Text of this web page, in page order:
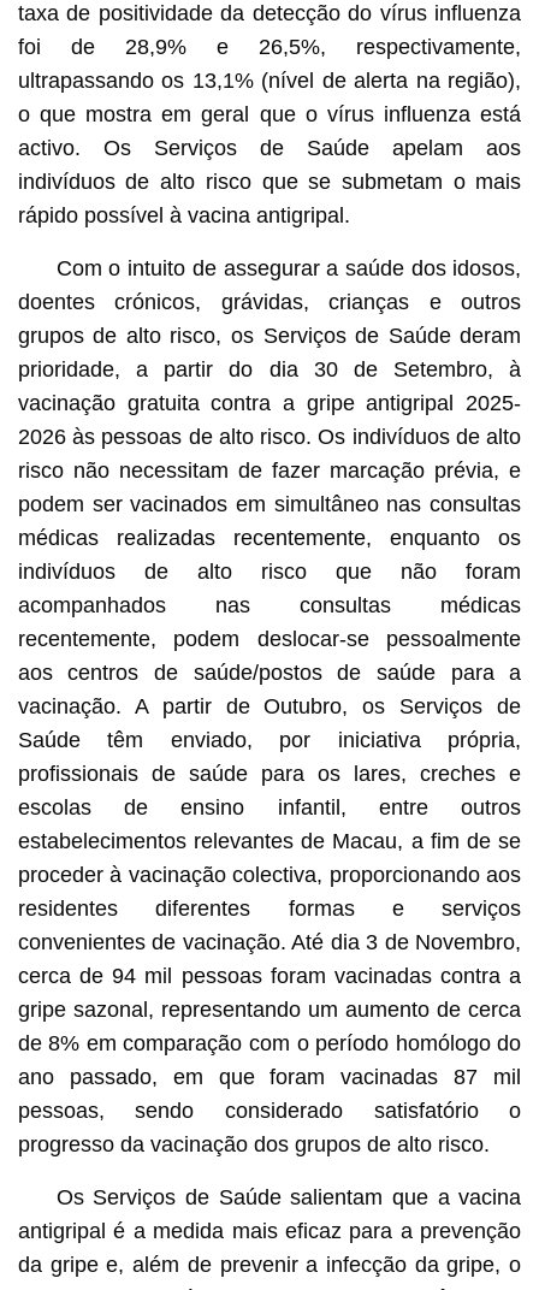
taxa de positividade da detecção do vírus influenza
foi de 28,9% e 26,5%, respectivamente,
ultrapassando os 13,1% (nível de alerta na região),
o que mostra em geral que o vírus influenza está
activo. Os Serviços de Saúde apelam aos
indivíduos de alto risco que se submetam o mais
rápido possível à vacina antigripal.
Com o intuito de assegurar a saúde dos idosos,
doentes crónicos, grávidas, crianças e outros
grupos de alto risco, os Serviços de Saúde deram
prioridade, a partir do dia 30 de Setembro, à
vacinação gratuita contra a gripe antigripal 2025-
2026 às pessoas de alto risco. Os indivíduos de alto
risco não necessitam de fazer marcação prévia, e
podem ser vacinados em simultâneo nas consultas
médicas realizadas recentemente, enquanto os
indivíduos de alto risco que não foram
acompanhados nas consultas médicas
recentemente, podem deslocar-se pessoalmente
aos centros de saúde/postos de saúde para a
vacinação. A partir de Outubro, os Serviços de
Saúde têm enviado, por iniciativa própria,
profissionais de saúde para os lares, creches e
escolas de ensino infantil, entre outros
estabelecimentos relevantes de Macau, a fim de se
proceder à vacinação colectiva, proporcionando aos
residentes diferentes formas e serviços
convenientes de vacinação. Até dia 3 de Novembro,
cerca de 94 mil pessoas foram vacinadas contra a
gripe sazonal, representando um aumento de cerca
de 8% em comparação com o período homólogo do
ano passado, em que foram vacinadas 87 mil
pessoas, sendo considerado satisfatório o
progresso da vacinação dos grupos de alto risco.
Os Serviços de Saúde salientam que a vacina
antigripal é a medida mais eficaz para a prevenção
da gripe e, além de prevenir a infecção da gripe, o